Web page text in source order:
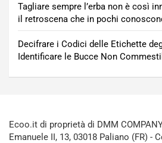
Tagliare sempre l’erba non è così
il retroscena che in pochi
Decifrare i Codici delle Etichette
Identificare le Bucce Non
Ecoo.it di proprietà di DMM
Emanuele II, 13, 03018 Paliano (FR) -